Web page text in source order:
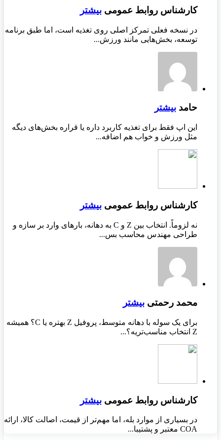
کارشناس روابط عمومی بیشتر
در نسخه فعلی تمرکز اصلی روی تغذیه است، اما طبق برنامه
توسعه، بخش‌هایی مانند ورزش...
حامد بیشتر
این اپ فقط برای تغذیه کاربرد داره یا قراره بخش‌های دیگه
مثل ورزش و خواب هم اضافه...
کارشناس روابط عمومی بیشتر
نه لزوماً. انتخاب بین Z و C به دهانه، بارهای وارد بر سازه و
طراحی مهندس محاسب بس...
محمد رحمتی بیشتر
برای یک سوله با دهانه متوسط، پروفیل Z بهتره یا C؟ همیشه
Z انتخاب مناسب‌تریه؟...
کارشناس روابط عمومی بیشتر
در بسیاری از موارد بله، اما مهم‌تر از قیمت، اصالت کالا، ارائه
COA معتبر و پشتیبا...